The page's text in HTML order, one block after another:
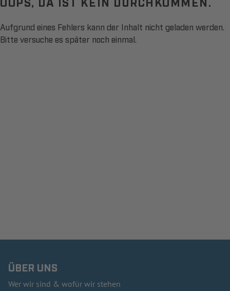
Aufgrund eines Fehlers kann der Inhalt nicht geladen werden.
Bitte versuche es später noch einmal.
ÜBER UNS
Wer wir sind & wofür wir stehen